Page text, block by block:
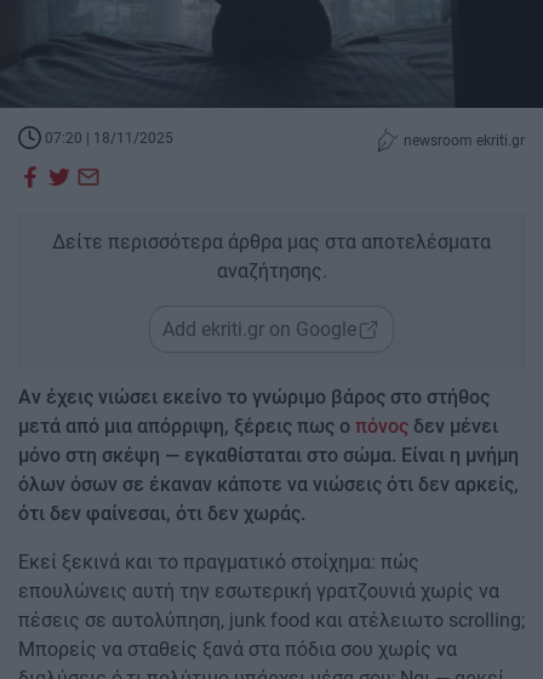
07:20 | 18/11/2025 newsroom ekriti.gr
Δείτε περισσότερα άρθρα μας στα αποτελέσματα
αναζήτησης.
Add ekriti.gr on Google
Αν έχεις νιώσει εκείνο το γνώριμο βάρος στο στήθος
μετά από μια απόρριψη, ξέρεις πως ο πόνος δεν μένει
μόνο στη σκέψη — εγκαθίσταται στο σώμα. Είναι η μνήμη
όλων όσων σε έκαναν κάποτε να νιώσεις ότι δεν αρκείς,
ότι δεν φαίνεσαι, ότι δεν χωράς.
Εκεί ξεκινά και το πραγματικό στοίχημα: πώς
επουλώνεις αυτή την εσωτερική γρατζουνιά χωρίς να
πέσεις σε αυτολύπηση, junk food και ατέλειωτο scrolling;
Μπορείς να σταθείς ξανά στα πόδια σου χωρίς να